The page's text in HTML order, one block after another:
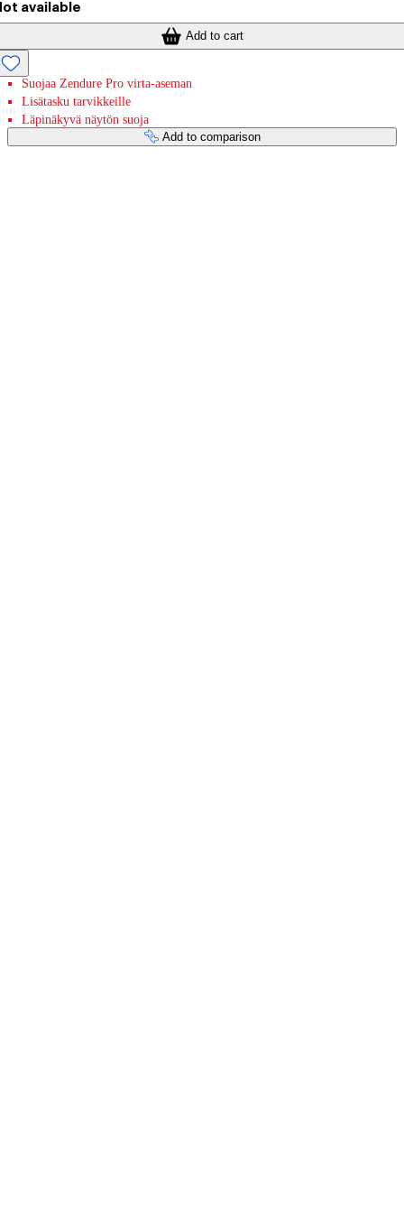
available
Add to cart
Suojaa Zendure Pro virta-aseman
Lisätasku tarvikkeille
Läpinäkyvä näytön suoja
Add to comparison